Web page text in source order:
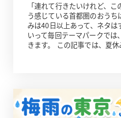
「連れて行きたいけれど、
う感じている首都圏のおうち
みは40日以上あって、ネタは
いって毎回テーマパークでは
きます。 この記事では、夏